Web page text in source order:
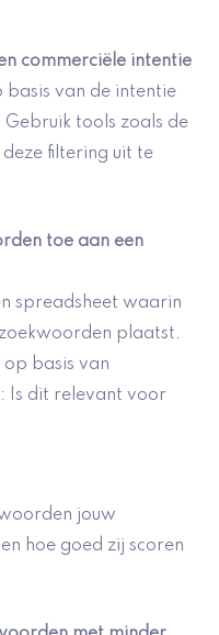
commerciële intentie
basis van de intentie
tools zoals de
filtering uit te
toe aan een
spreadsheet waarin
plaatst.
op basis van
Is dit relevant voor
jouw
hoe goed zij scoren